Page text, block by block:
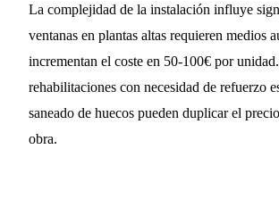
La complejidad de la instalación influye
ventanas en plantas altas requieren medios
incrementan el coste en 50-100€ por
rehabilitaciones con necesidad de refuerzo
saneado de huecos pueden duplicar el
obra.